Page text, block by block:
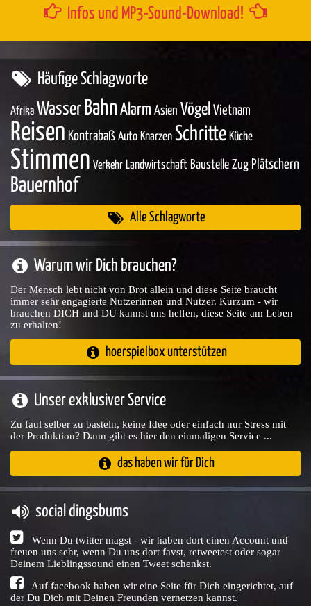
Infos und MP3-Sound-Download!
Häufige Schlagworte
Afrika Wasser Bahn Alarm Asien Vögel Vietnam
Reisen Kontrabaß Auto Knarzen Schritte Küche
Stimmen Verkehr Landwirtschaft Baustelle Zug Plätschern
Bauernhof
Alle Schlagworte
Warum wir Dich brauchen?
Der Mensch lebt nicht von Brot allein und diese Seite braucht
immer sehr engagierte Nutzerinnen und Nutzer. Kurzum - wir
brauchen DICH und DU kannst uns helfen, diese Seite am Leben
zu erhalten!
hoerspielbox unterstützen
Unser exklusiver Service
Zu faul selber zu basteln, keine Idee oder einfach nur Stress mit
der Produktion? Dann gibt es hier den einmaligen Service ...
das haben wir für Dich
social dingsbums
Wenn Du twitter magst - wir haben dort einen Account und
freuen uns sehr, wenn Du uns dort favst, retweetest oder sogar
Deinem Lieblingssound einen Tweet schenkst.
Auf facebook haben wir eine Seite für Dich eingerichtet, auf
der Du Dich mit Deinen Freunden vernetzen kannst.